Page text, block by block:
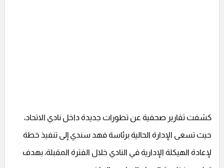
كشفت تقارير صحفية عن تطورات جديدة داخل نادي الاتحاد،
حيث تسعى الإدارة الحالية برئاسة فهد سندي إلى تنفيذ خطة
لإعادة الهيكلة الإدارية في النادي خلال الفترة المقبلة، بهدف